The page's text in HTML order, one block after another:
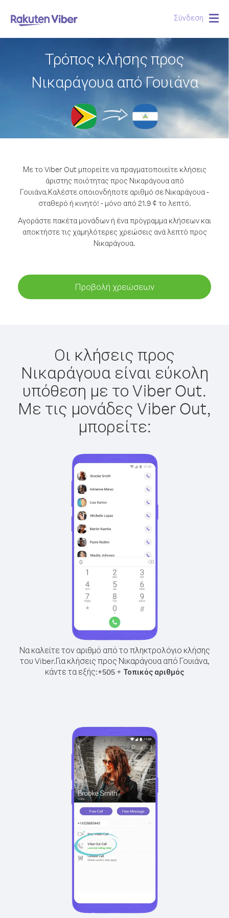
Σύνδεση
Τρόπος κλήσης προς
Νικαράγουα από Γουιάνα
Με το Viber Out μπορείτε να πραγματοποιείτε κλήσεις
άριστης ποιότητας προς Νικαράγουα από
Γουιάνα.Καλέστε οποιονδήποτε αριθμό σε Νικαράγουα -
σταθερό ή κινητό! - μόνο από 21.9 ¢ το λεπτό.
Αγοράστε πακέτα μονάδων ή ένα πρόγραμμα κλήσεων και
αποκτήστε τις χαμηλότερες χρεώσεις ανά λεπτό προς
Νικαράγουα.
Προβολή χρεώσεων
Οι κλήσεις προς
Νικαράγουα είναι εύκολη
υπόθεση με το Viber Out.
Με τις μονάδες Viber Out,
μπορείτε:
Να καλείτε τον αριθμό από το πληκτρολόγιο κλήσης
του Viber.Για κλήσεις προς Νικαράγουα από Γουιάνα,
κάντε τα εξής:+505 + Τοπικός αριθμός